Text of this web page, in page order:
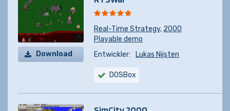
Download
Real-Time Strategy, 2000
Playable demo
Entwickler:
Lukas Nijsten
DOSBox